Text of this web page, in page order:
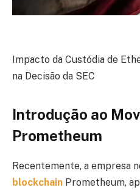
Impacto da Custódia de
na Decisão da SEC
Introdução ao
Prometheum
Recentemente, a empresa
blockchain Prometheum,